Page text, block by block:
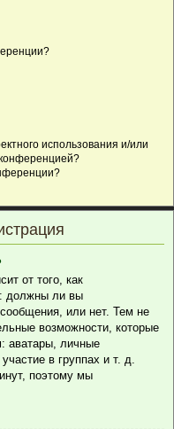
использования и/или
от того, как
должны ли вы
или нет. Тем не
возможности, которые
аватары, личные
в группах и т. д.
поэтому мы